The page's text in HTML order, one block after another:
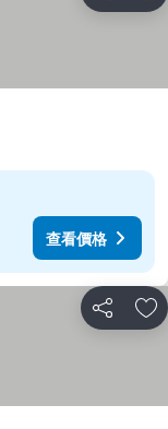
查看價格
分享 加